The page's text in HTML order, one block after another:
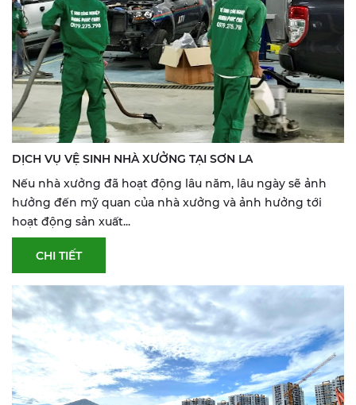
DỊCH VỤ VỆ SINH NHÀ XƯỞNG TẠI SƠN LA
Nếu nhà xưởng đã hoạt động lâu năm, lâu ngày sẽ ảnh
hưởng đến mỹ quan của nhà xưởng và ảnh hưởng tới
hoạt động sản xuất...
CHI TIẾT